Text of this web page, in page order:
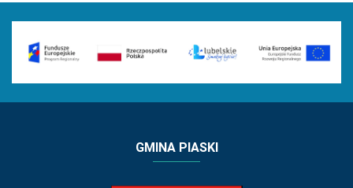
GMINA PIASKI